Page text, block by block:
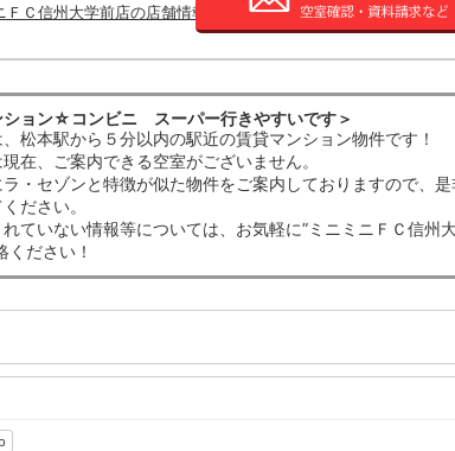
ＦＣ信州大学前店の店舗情報
ション☆コンビニ スーパー行きやすいです＞
松本駅から５分以内の駅近の賃貸マンション物件です！
在、ご案内できる空室がございません。
・セゾンと特徴が似た物件をご案内しておりますので、
ださい。
ていない情報等については、お気軽に”ミニミニＦＣ信州
ください！